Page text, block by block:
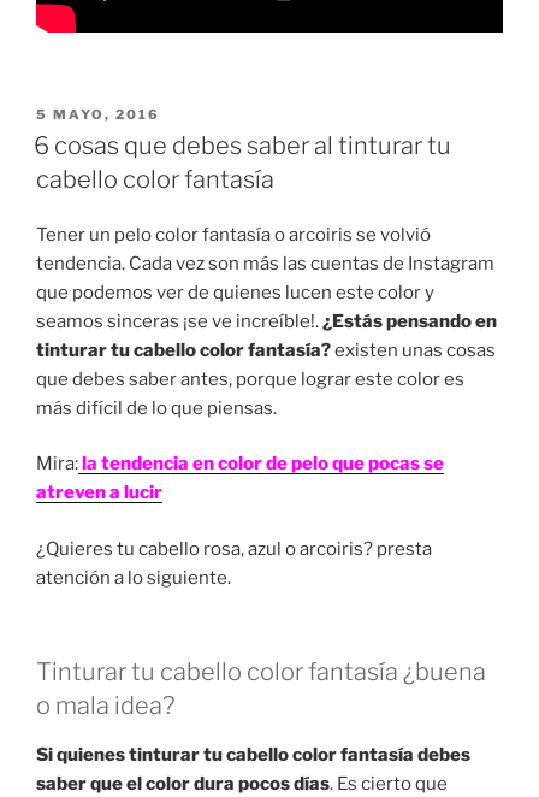
PUBLICADO
EN
5 MAYO, 2016
6 cosas que debes saber al tinturar tu
cabello color fantasía
Tener un pelo color fantasía o arcoiris se volvió
tendencia. Cada vez son más las cuentas de Instagram
que podemos ver de quienes lucen este color y
seamos sinceras ¡se ve increíble!.¿Estás pensando en
tinturar tu cabello color fantasía?existen unas cosas
que debes saber antes, porque lograr este color es
más difícil de lo que piensas.
Mira:la tendencia en color de pelo que pocas se
atreven a lucir
¿Quieres tu cabello rosa, azul o arcoiris? presta
atención a lo siguiente.
Tinturar tu cabello color fantasía ¿buena
o mala idea?
Si quienes tinturar tu cabello color fantasía debes
saber que el color dura pocos días. Es cierto que